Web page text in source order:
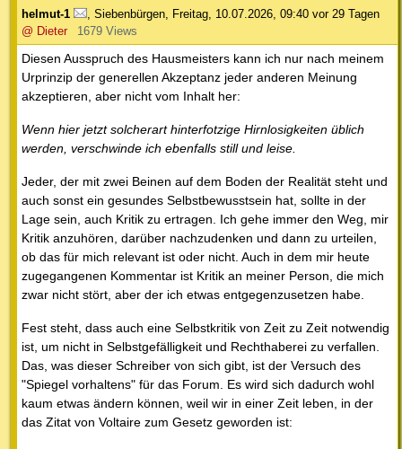
helmut-1 Siebenbürgen Freitag, 10.07.2026, 09:40 vor 29 Tagen
@ Dieter
1679 Views
Diesen Ausspruch des Hausmeisters kann ich nur nach meinem
Urprinzip der generellen Akzeptanz jeder anderen Meinung
akzeptieren, aber nicht vom Inhalt her:
Wenn hier jetzt solcherart hinterfotzige Hirnlosigkeiten üblich
werden, verschwinde ich ebenfalls still und leise.
Jeder, der mit zwei Beinen auf dem Boden der Realität steht und
auch sonst ein gesundes Selbstbewusstsein hat, sollte in der
Lage sein, auch Kritik zu ertragen. Ich gehe immer den Weg, mir
Kritik anzuhören, darüber nachzudenken und dann zu urteilen,
ob das für mich relevant ist oder nicht. Auch in dem mir heute
zugegangenen Kommentar ist Kritik an meiner Person, die mich
zwar nicht stört, aber der ich etwas entgegenzusetzen habe.
Fest steht, dass auch eine Selbstkritik von Zeit zu Zeit notwendig
ist, um nicht in Selbstgefälligkeit und Rechthaberei zu verfallen.
Das, was dieser Schreiber von sich gibt, ist der Versuch des
"Spiegel vorhaltens" für das Forum. Es wird sich dadurch wohl
kaum etwas ändern können, weil wir in einer Zeit leben, in der
das Zitat von Voltaire zum Gesetz geworden ist: